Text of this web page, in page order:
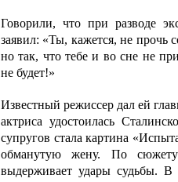
Говорили, что при разводе
заявил: «Ты, кажется, не прочь
но так, что тебе и во сне не
не будет!»
Известный режиссер дал ей
актриса удостоилась
супругов стала картина
обманутую жену. По
выдерживает удары судьбы.